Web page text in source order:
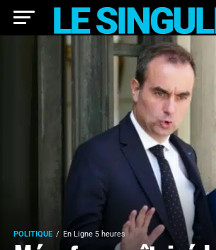
POLITIQUE En Ligne 5 heures